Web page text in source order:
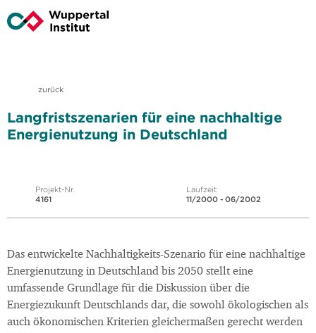
zurück
Langfristszenarien für eine nachhaltige
Energienutzung in Deutschland
Projekt-Nr.
4161
Laufzeit
11/2000 - 06/2002
Das entwickelte Nachhaltigkeits-Szenario für eine nachhaltige
Energienutzung in Deutschland bis 2050 stellt eine
umfassende Grundlage für die Diskussion über die
Energiezukunft Deutschlands dar, die sowohl ökologischen als
auch ökonomischen Kriterien gleichermaßen gerecht werden